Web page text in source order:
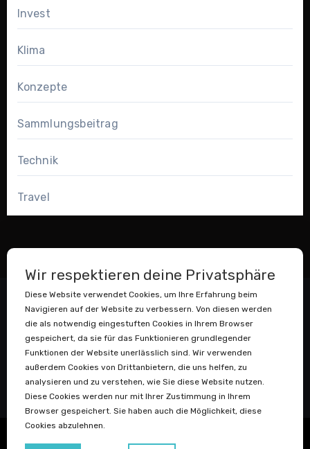
Invest
Klima
Konzepte
Sammlungsbeitrag
Technik
Travel
Datenstaubsauger
Wir respektieren deine Privatsphäre
Diese Website verwendet Cookies, um Ihre Erfahrung beim
Navigieren auf der Website zu verbessern. Von diesen werden
die als notwendig eingestuften Cookies in Ihrem Browser
gespeichert, da sie für das Funktionieren grundlegender
Funktionen der Website unerlässlich sind. Wir verwenden
außerdem Cookies von Drittanbietern, die uns helfen, zu
analysieren und zu verstehen, wie Sie diese Website nutzen.
Diese Cookies werden nur mit Ihrer Zustimmung in Ihrem
Browser gespeichert. Sie haben auch die Möglichkeit, diese
Cookies abzulehnen.